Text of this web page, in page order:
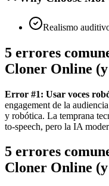
Realismo
5 errores
Cloner Online
Error #1: Usar voces
engagement de la
y robótica. La temprana
to-speech, pero la IA
5 errores
Cloner Online